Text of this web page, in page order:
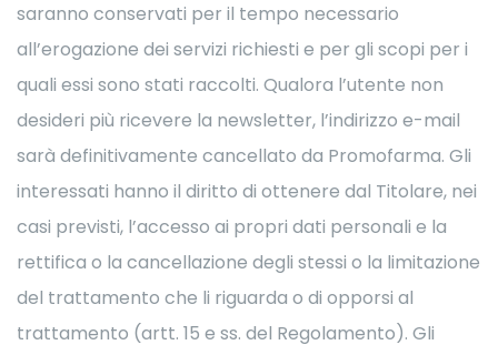
saranno conservati per il tempo necessario
all’erogazione dei servizi richiesti e per gli scopi per i
quali essi sono stati raccolti. Qualora l’utente non
desideri più ricevere la newsletter, l’indirizzo e-mail
sarà definitivamente cancellato da Promofarma. Gli
interessati hanno il diritto di ottenere dal Titolare, nei
casi previsti, l’accesso ai propri dati personali e la
rettifica o la cancellazione degli stessi o la limitazione
del trattamento che li riguarda o di opporsi al
trattamento (artt. 15 e ss. del Regolamento). Gli